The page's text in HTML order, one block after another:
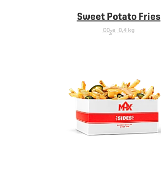
Sweet Potato Fries
CO2e 0,4 kg